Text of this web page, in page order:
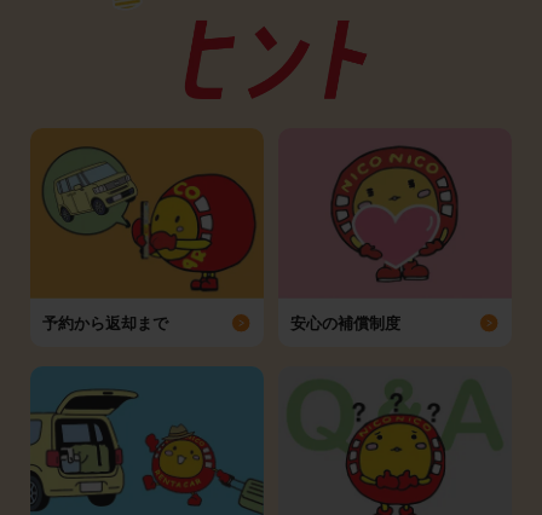
予約から返却まで 安心の補償制度